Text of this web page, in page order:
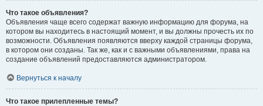
Что такое объявления?
Объявления чаще всего содержат важную информацию для форума, на
котором вы находитесь в настоящий момент, и вы должны прочесть их по
возможности. Объявления появляются вверху каждой страницы форума,
в котором они созданы. Так же, как и с важными объявлениями, права на
создание объявлений предоставляются администратором.
Вернуться к началу
Что такое прилепленные темы?